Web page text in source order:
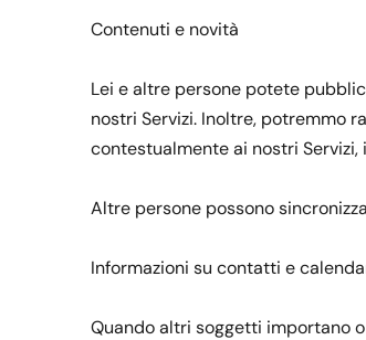
Contenuti e novità
Lei e altre persone potete
nostri Servizi. Inoltre, potremmo
contestualmente ai nostri
Altre persone possono
Informazioni su contatti e
Quando altri soggetti importano